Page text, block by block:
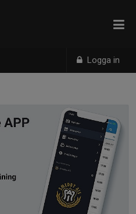
Logga in